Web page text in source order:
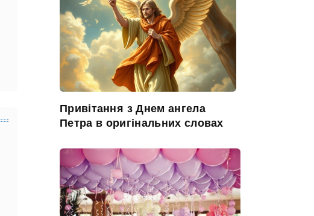
Привітання з Днем ангела
Петра в оригінальних словах